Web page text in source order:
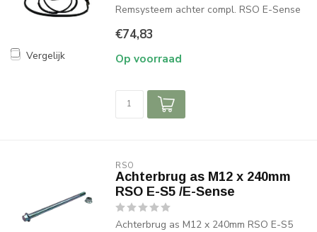
Vergelijk
Remsysteem achter compl. RSO E-Sense
€74,83
Op voorraad
RSO
Achterbrug as M12 x 240mm
RSO E-S5 /E-Sense
Achterbrug as M12 x 240mm RSO E-S5